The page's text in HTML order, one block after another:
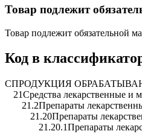
Товар подлежит
Товар подлежит обязательной
Код в
CПРОДУКЦИЯ
21Средства лекарственные и
21.2Препараты
21.20Препараты
21.20.1Препараты